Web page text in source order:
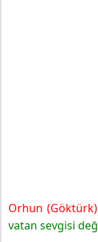
Orhun
vatan sevgisi